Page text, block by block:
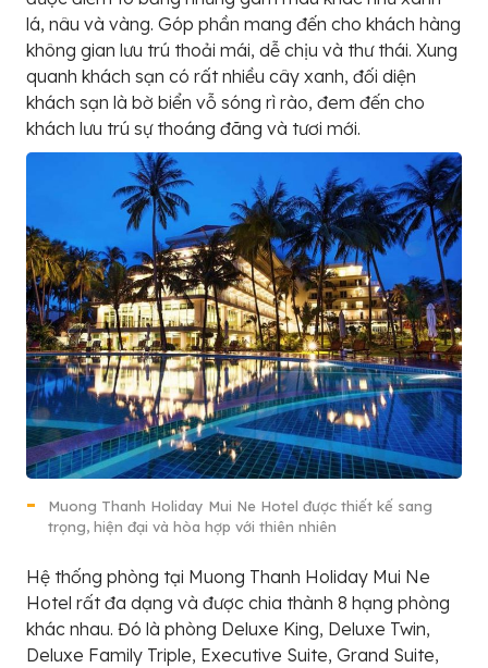
lá, nâu và vàng. Góp phần mang đến cho khách hàng
không gian lưu trú thoải mái, dễ chịu và thư thái. Xung
quanh khách sạn có rất nhiều cây xanh, đối diện
khách sạn là bờ biển vỗ sóng rì rào, đem đến cho
khách lưu trú sự thoáng đãng và tươi mới.
Muong Thanh Holiday Mui Ne Hotel được thiết kế sang
trọng, hiện đại và hòa hợp với thiên nhiên
Hệ thống phòng tại Muong Thanh Holiday Mui Ne
Hotel rất đa dạng và được chia thành 8 hạng phòng
khác nhau. Đó là phòng Deluxe King, Deluxe Twin,
Deluxe Family Triple, Executive Suite, Grand Suite,